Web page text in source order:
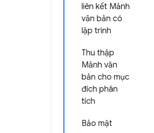
liên kết Mảnh
văn bản có
lập trình
Thu thập
Mảnh văn
bản cho mục
đích phân
tích
Bảo mật